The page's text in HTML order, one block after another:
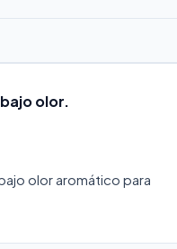
olor.
olor aromático para